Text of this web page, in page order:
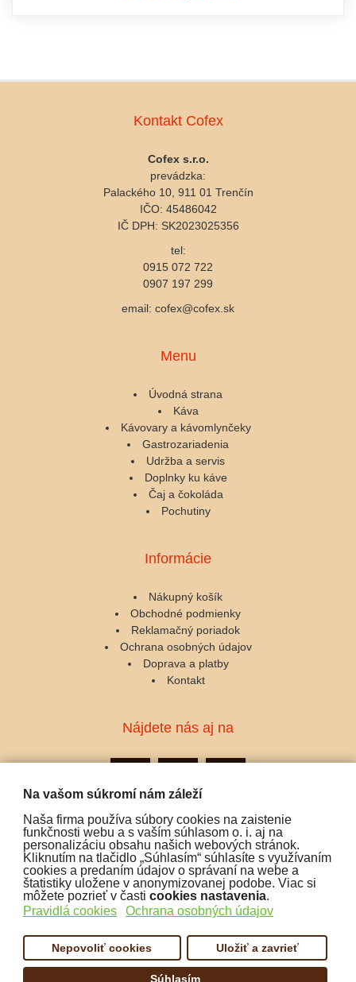
Na vašom súkromí nám záleží
Naša firma používa súbory cookies na zaistenie
funkčnosti webu a s vaším súhlasom o. i. aj na
personalizáciu obsahu našich webových stránok.
Kliknutím na tlačidlo „Súhlasím“ súhlasíte s využívaním
cookies a predaním údajov o správaní na webe a
štatistiky uložene v anonymizovanej podobe. Viac si
môžete pozrieť v časti cookies nastavenia.
Pravidlá cookies
Ochrana osobných údajov
Nepovoliť cookies Uložiť a zavrieť
Súhlasím
Kontakt Cofex
Cofex s.r.o.
prevádzka:
Palackého 10, 911 01 Trenčín
IČO: 45486042
IČ DPH: SK2023025356
tel:
0915 072 722
0907 197 299
email: cofex@cofex.sk
Menu
Úvodná strana
Káva
Kávovary a kávomlynčeky
Gastrozariadenia
Udržba a servis
Doplnky ku káve
Čaj a čokoláda
Pochutiny
Informácie
Nákupný košík
Obchodné podmienky
Reklamačný poriadok
Ochrana osobných údajov
Doprava a platby
Kontakt
Nájdete nás aj na
Podporujeme platby: